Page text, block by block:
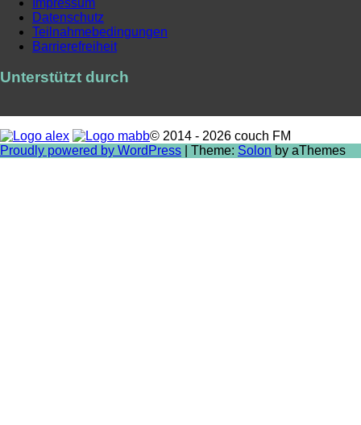
Datenschutz
Teilnahmebedingungen
Barrierefreiheit
Unterstützt durch
© 2014 - 2026 couch FM
Proudly powered by WordPress
Theme: Solon by aThemes